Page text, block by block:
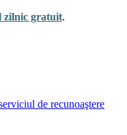
zilnic gratuit.
de recunoaştere